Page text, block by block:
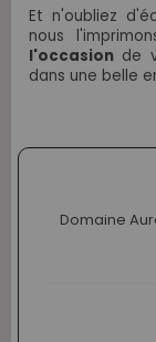
Et n'oubliez
nous
l'occasion de
dans une belle
Domaine